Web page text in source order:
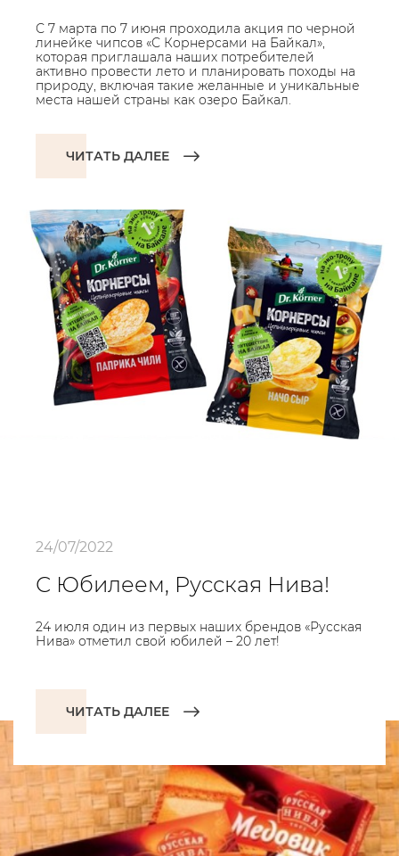
С 7 марта по 7 июня проходила акция по черной
линейке чипсов «С Корнерсами на Байкал»,
которая приглашала наших потребителей
активно провести лето и планировать походы на
природу, включая такие желанные и уникальные
места нашей страны как озеро Байкал.
ЧИТАТЬ ДАЛЕЕ
24/07/2022
С Юбилеем, Русская Нива!
24 июля один из первых наших брендов «Русская
Нива» отметил свой юбилей – 20 лет!
ЧИТАТЬ ДАЛЕЕ